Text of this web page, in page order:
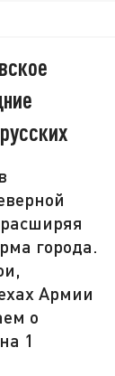
города.
Армии
о
1